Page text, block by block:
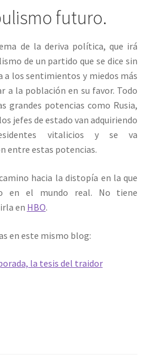
futuro.
de la deriva política, que irá
de un partido que se dice sin
a los sentimientos y miedos más
a la población en su favor. Todo
grandes potencias como Rusia,
jefes de estado van adquiriendo
vitalicios y se va
entre estas potencias.
hacia la distopía en la que
en el mundo real. No tiene
en HBO.
en este mismo blog:
la tesis del traidor